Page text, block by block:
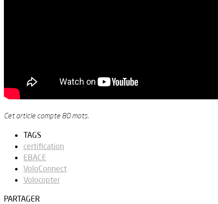
Cet article compte 80 mots.
TAGS
certification
EBACE
VoloConnect
Volocopter
PARTAGER